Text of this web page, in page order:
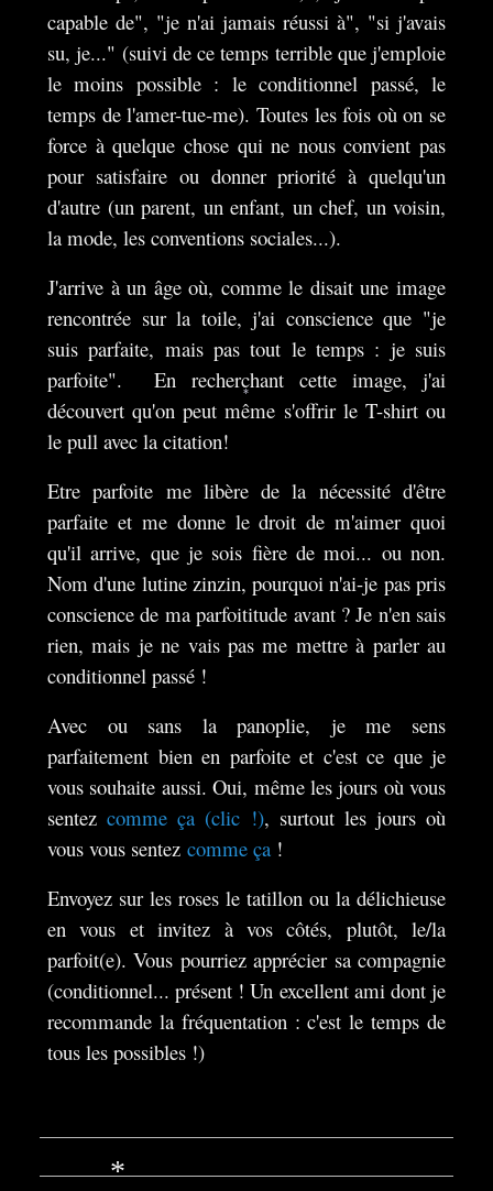
*
capable de", "je n'ai jamais réussi à", "si j'avais
su, je..." (suivi de ce temps terrible que j'emploie
le moins possible : le conditionnel passé, le
temps de l'amer-tue-me). Toutes les fois où on se
force à quelque chose qui ne nous convient pas
pour satisfaire ou donner priorité à quelqu'un
d'autre (un parent, un enfant, un chef, un voisin,
la mode, les conventions sociales...).
J'arrive à un âge où, comme le disait une image
rencontrée sur la toile, j'ai conscience que "je
suis parfaite, mais pas tout le temps : je suis
parfoite". En recherchant cette image, j'ai
découvert qu'on peut même s'offrir le T-shirt ou
le pull avec la citation!
Etre parfoite me libère de la nécessité d'être
parfaite et me donne le droit de m'aimer quoi
qu'il arrive, que je sois fière de moi... ou non.
Nom d'une lutine zinzin, pourquoi n'ai-je pas pris
conscience de ma parfoititude avant ? Je n'en sais
rien, mais je ne vais pas me mettre à parler au
conditionnel passé !
Avec ou sans la panoplie, je me sens
parfaitement bien en parfoite et c'est ce que je
vous souhaite aussi. Oui, même les jours où vous
sentezcomme ça (clic !), surtout les jours où
vous vous sentez comme ça !
Envoyez sur les roses le tatillon ou la délichieuse
en vous et invitez à vos côtés, plutôt, le/la
parfoit(e). Vous pourriez apprécier sa compagnie
(conditionnel... présent ! Un excellent ami dont je
recommande la fréquentation : c'est le temps de
tous les possibles !)